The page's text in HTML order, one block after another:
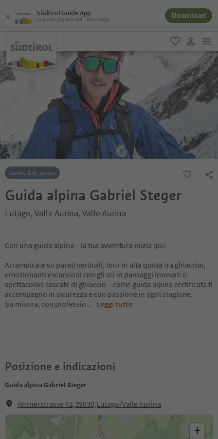
Südtirol Guide App
La guida digitale dell´Alto Adige Download
favoriti
user link
Guide, club, scuole
Guida alpina Gabriel Steger
Lutago, Valle Aurina, Valle Aurina
Con una guida alpina – la tua avventura inizia qui!
Arrampicate su pareti verticali, tour in alta quota tra ghiacciai,
emozionanti escursioni con gli sci in paesaggi innevati o
spettacolari cascate di ghiaccio – come guida alpina certificata ti
accompagno in sicurezza e con passione in ogni stagione.
Su misura, con professio... Leggi tutto
Posizione e indicazioni
Guida alpina Gabriel Steger
Ahrnerstrasse 42,39030,Lutago/Valle Aurina
+